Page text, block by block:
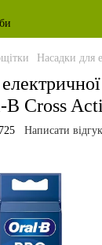
Насадки для
Cross
Написати відгук